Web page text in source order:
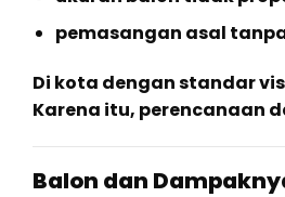
pemasangan asal
Di kota dengan standar
Karena itu, perencanaan
Balon dan